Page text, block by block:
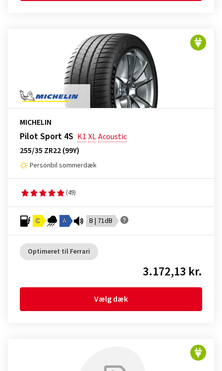
MICHELIN
Pilot Sport 4S K1 XLAcoustic
255/35 ZR22 (99Y)
Personbil sommerdæk
(49)
C A B | 71dB
Optimeret til Ferrari
3.172,13 kr.
Vælg dæk